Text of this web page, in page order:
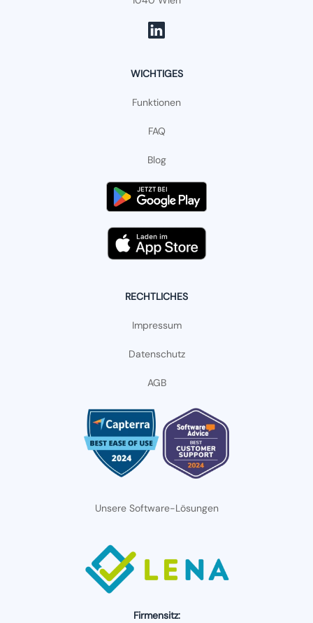
WICHTIGES
Funktionen
FAQ
Blog
RECHTLICHES
Impressum
Datenschutz
AGB
Unsere Software-Lösungen
Firmensitz: